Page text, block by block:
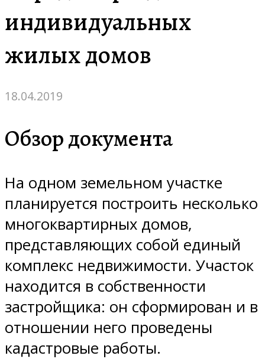
индивидуальных
жилых домов
18.04.2019
Обзор документа
На одном земельном участке
планируется построить несколько
многоквартирных домов,
представляющих собой единый
комплекс недвижимости. Участок
находится в собственности
застройщика: он сформирован и в
отношении него проведены
кадастровые работы.